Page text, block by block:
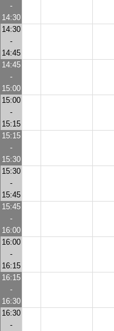
-
14:30
14:30
-
14:45
14:45
-
15:00
15:00
-
15:15
15:15
-
15:30
15:30
-
15:45
15:45
-
16:00
16:00
-
16:15
16:15
-
16:30
16:30
-